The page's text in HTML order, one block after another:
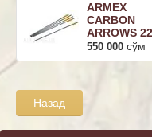
ARMEX
CARBON
ARROWS
550 000 сўм
Назад